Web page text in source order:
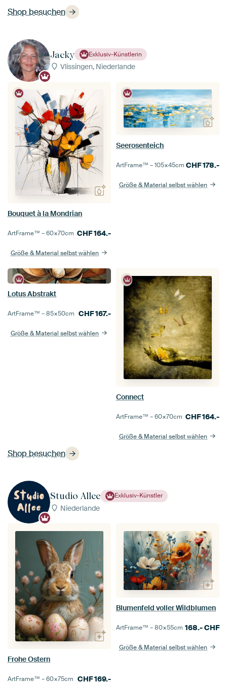
Shop besuchen
Jacky Exklusiv-Künstlerin
Vlissingen, Niederlande
Shop besuchen
Bouquet à la Mondrian
ArtFrame™ –60×70cm CHF164.-
Größe & Material selbst wählen
Seerosenteich
ArtFrame™ –105×45cm CHF178.-
Größe & Material selbst wählen
Lotus Abstrakt
ArtFrame™ –85×50cm CHF167.-
Größe & Material selbst wählen
Connect
ArtFrame™ –60×70cm CHF164.-
Größe & Material selbst wählen
Studio Allee Exklusiv-Künstler
Niederlande
Frohe Ostern
ArtFrame™ –60×75cm CHF169.-
Blumenfeld voller Wildblumen
ArtFrame™ –80×55cm 168.-CHF
Größe & Material selbst wählen